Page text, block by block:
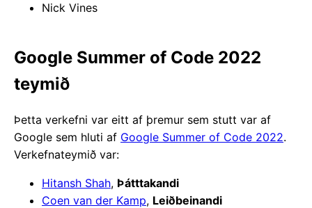
Nick Vines
Google Summer of Code 2022
teymið
Þetta verkefni var eitt af þremur sem stutt var af
Google sem hluti af Google Summer of Code 2022.
Verkefnateymið var:
Hitansh Shah, Þátttakandi
Coen van der Kamp, Leiðbeinandi